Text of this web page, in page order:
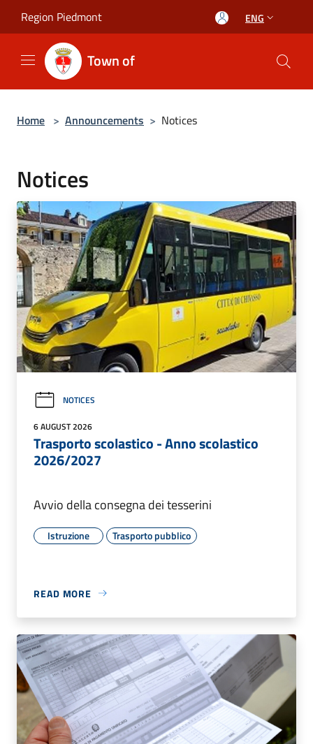
Region Piedmont ENG
Town of
Home > Announcements > Notices
Notices
NOTICES
6 AUGUST 2026
Trasporto scolastico - Anno scolastico
2026/2027
Avvio della consegna dei tesserini
Istruzione Trasporto pubblico
READ MORE